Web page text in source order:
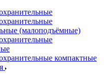
(малоподъёмные)
компактные